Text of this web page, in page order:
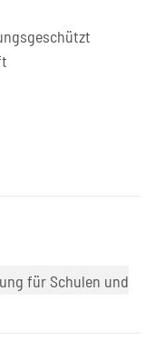
für Schulen und